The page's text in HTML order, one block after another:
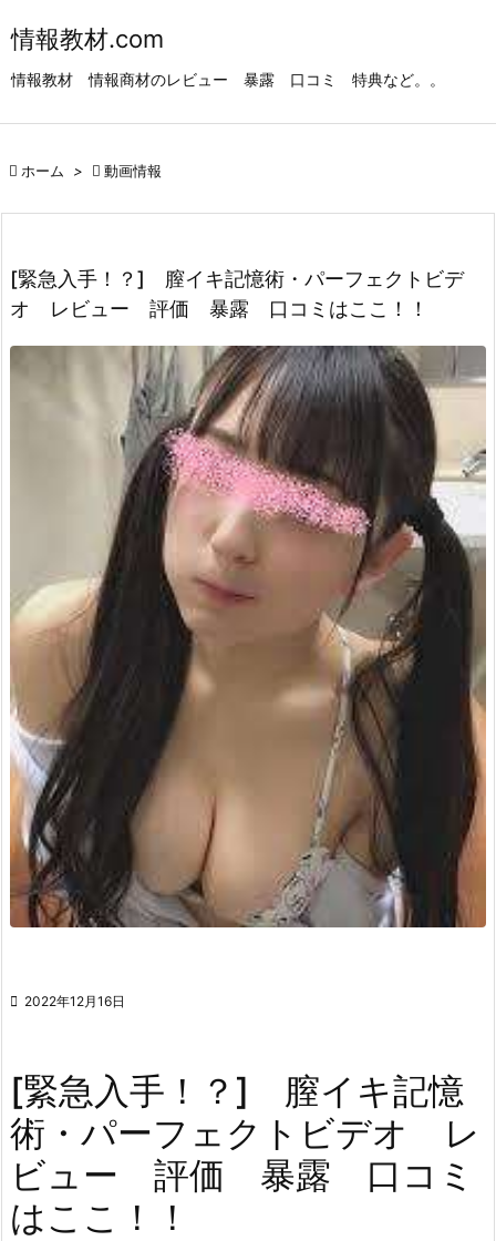
情報教材.com
情報教材 情報商材のレビュー 暴露 口コミ 特典など。。


 ホーム >  動画情報
[緊急入手！？] 膣イキ記憶術・パーフェクトビデ
オ レビュー 評価 暴露 口コミはここ！！
 2022年12月16日
[緊急入手！？] 膣イキ記憶
術・パーフェクトビデオ レ
ビュー 評価 暴露 口コミ
はここ！！